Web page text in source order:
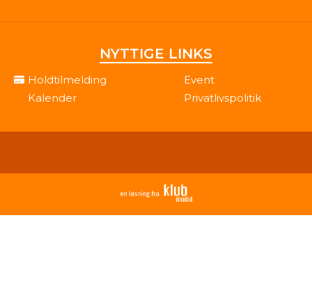
NYTTIGE LINKS
Holdtilmelding
Event
Kalender
Privatlivspolitik